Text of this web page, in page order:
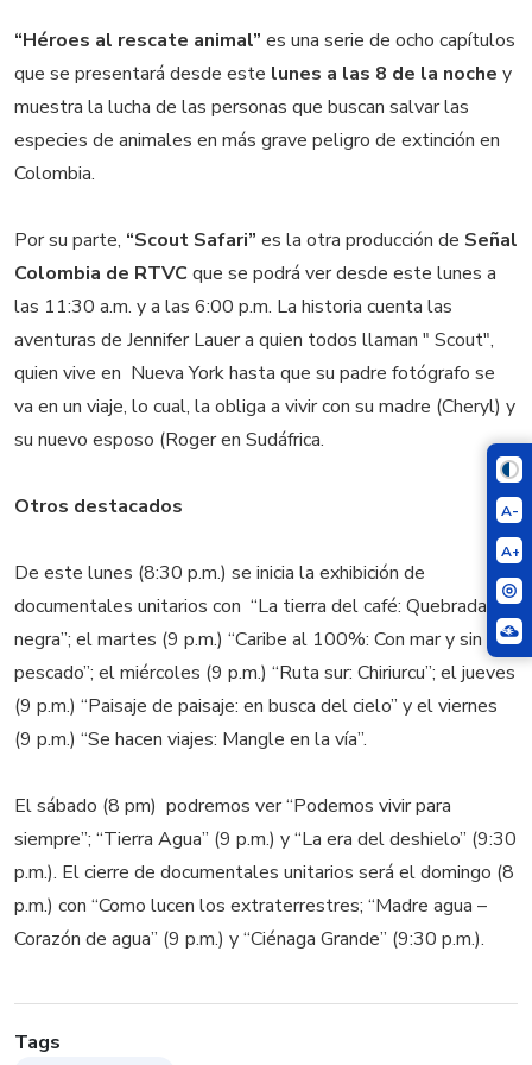
A-
A+
“Héroes al rescate animal” es una serie de ocho capítulos
que se presentará desde este lunes a las 8 de la noche y
muestra la lucha de las personas que buscan salvar las
especies de animales en más grave peligro de extinción en
Colombia.
Por su parte, “Scout Safari” es la otra producción de Señal
Colombia de RTVC que se podrá ver desde este lunes a
las 11:30 a.m. y a las 6:00 p.m. La historia cuenta las
aventuras de Jennifer Lauer a quien todos llaman " Scout",
quien vive en Nueva York hasta que su padre fotógrafo se
va en un viaje, lo cual, la obliga a vivir con su madre (Cheryl) y
su nuevo esposo (Roger en Sudáfrica.
Otros destacados
De este lunes (8:30 p.m.) se inicia la exhibición de
documentales unitarios con “La tierra del café: Quebrada
negra”; el martes (9 p.m.) “Caribe al 100%: Con mar y sin
pescado”; el miércoles (9 p.m.) “Ruta sur: Chiriurcu”; el jueves
(9 p.m.) “Paisaje de paisaje: en busca del cielo” y el viernes
(9 p.m.) “Se hacen viajes: Mangle en la vía”.
El sábado (8 pm) podremos ver “Podemos vivir para
siempre”; “Tierra Agua” (9 p.m.) y “La era del deshielo” (9:30
p.m.). El cierre de documentales unitarios será el domingo (8
p.m.) con “Como lucen los extraterrestres; “Madre agua –
Corazón de agua” (9 p.m.) y “Ciénaga Grande” (9:30 p.m.).
Tags